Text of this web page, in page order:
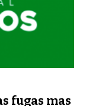
fugas mas